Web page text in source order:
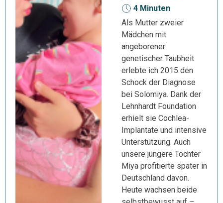
4 Minuten
Als Mutter zweier
Mädchen mit
angeborener
genetischer Taubheit
erlebte ich 2015 den
Schock der Diagnose
bei Solomiya. Dank der
Lehnhardt Foundation
erhielt sie Cochlea-
Implantate und intensive
Unterstützung. Auch
unsere jüngere Tochter
Miya profitierte später in
Deutschland davon.
Heute wachsen beide